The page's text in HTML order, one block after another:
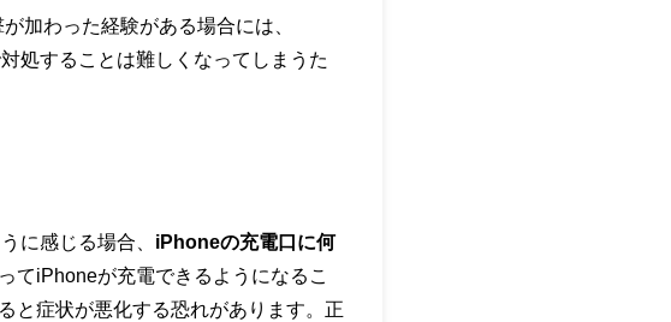
加わった経験がある場合には、
処することは難しくなってしまうた
に感じる場合、 iPhoneの充電口に何
てiPhoneが充電できるようになるこ
と症状が悪化する恐れがあります。正